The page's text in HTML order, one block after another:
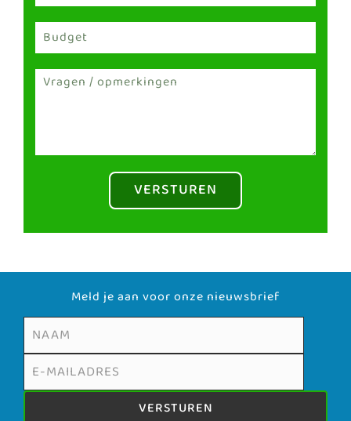
VERSTUREN
Meld je aan voor onze nieuwsbrief
VERSTUREN